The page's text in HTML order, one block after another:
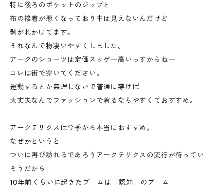
特に後ろのポケットのジップと
布の接着が悪くなっており中は見えないんだけど
剥がれかけてます。
それなんで物凄いやすくしました。
アークのショーツは定価スッゲー高いっすからねー
コレは街で穿いてください。
運動するとか無理しないで普通に穿けば
大丈夫なんでファッションで着るならやすくておすすめ。
アークテリクスは今季から本当におすすめ。
なぜかというと
ついに再び訪れるであろうアークテリクスの流行が待ってい
そうだから
10年前くらいに起きたブームは「認知」のブーム